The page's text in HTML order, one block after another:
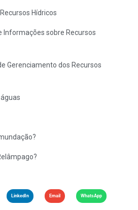
Hídricos
Informações sobre Recursos
Gerenciamento dos Recursos
LinkedIn Email WhatsApp